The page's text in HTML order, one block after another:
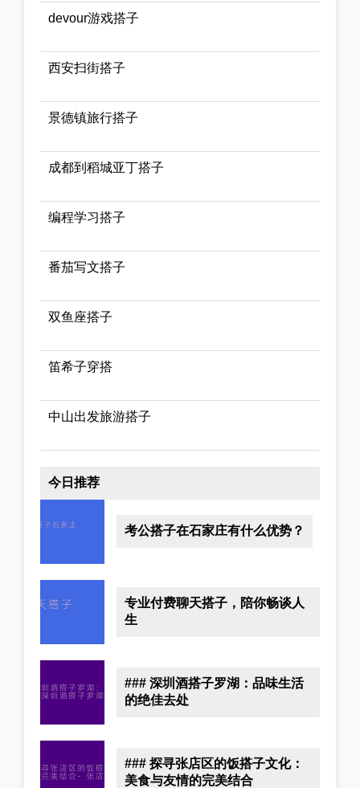
devour游戏搭子
西安扫街搭子
景德镇旅行搭子
成都到稻城亚丁搭子
编程学习搭子
番茄写文搭子
双鱼座搭子
笛希子穿搭
中山出发旅游搭子
今日推荐
考公搭子在石家庄有什么优势？
专业付费聊天搭子，陪你畅谈人
生
### 深圳酒搭子罗湖：品味生活
的绝佳去处
### 探寻张店区的饭搭子文化：
美食与友情的完美结合